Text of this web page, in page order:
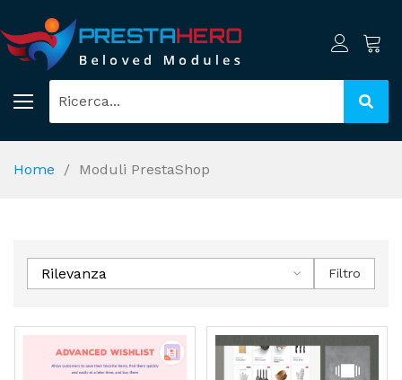
Home Moduli PrestaShop
Rilevanza Filtro